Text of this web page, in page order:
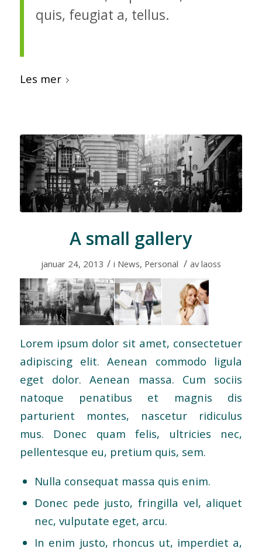
quis, feugiat a, tellus.
Les mer
A small gallery
januar 24, 2013 / i News, Personal / avlaoss
Lorem ipsum dolor sit amet, consectetuer
adipiscing elit. Aenean commodo ligula
eget dolor. Aenean massa. Cum sociis
natoque penatibus et magnis dis
parturient montes, nascetur ridiculus
mus. Donec quam felis, ultricies nec,
pellentesque eu, pretium quis, sem.
Nulla consequat massa quis enim.
Donec pede justo, fringilla vel, aliquet
nec, vulputate eget, arcu.
In enim justo, rhoncus ut, imperdiet a,